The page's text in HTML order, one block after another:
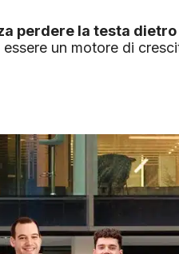
perdere la testa
un motore di